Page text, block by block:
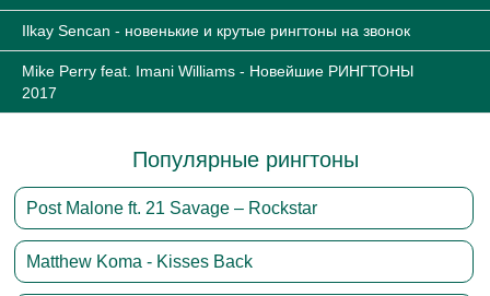
Ilkay Sencan - новенькие и крутые рингтоны на звонок
Mike Perry feat. Imani Williams - Новейшие РИНГТОНЫ
2017
Популярные рингтоны
Post Malone ft. 21 Savage – Rockstar
Matthew Koma - Kisses Back